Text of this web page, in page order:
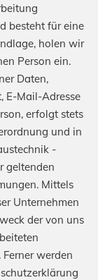
besteht für eine
holen wir
Person ein.
Daten,
E-Mail-Adresse
erfolgt stets
und in
-
geltenden
Mittels
Unternehmen
der von uns
werden